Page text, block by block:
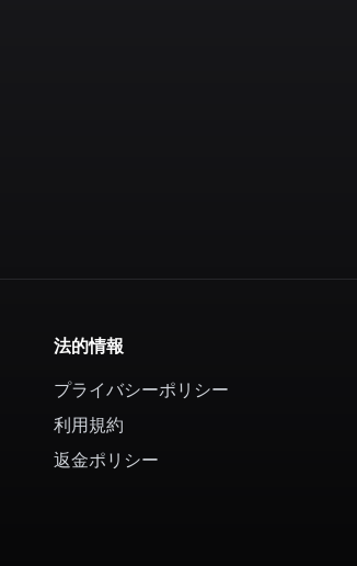
法的情報
プライバシーポリシー
利用規約
返金ポリシー